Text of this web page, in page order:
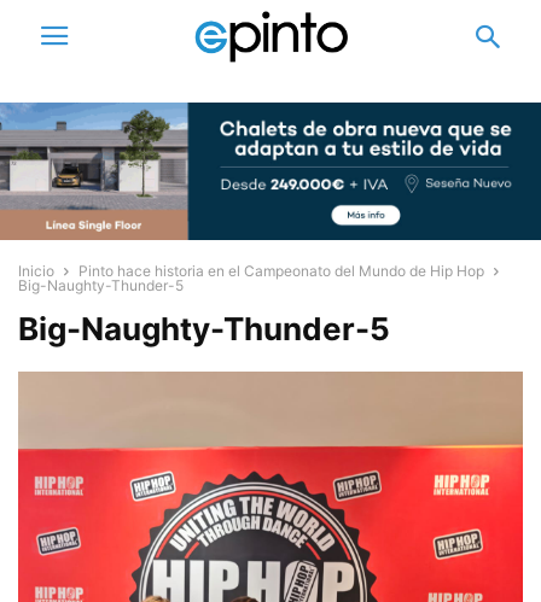
Inicio
Pinto hace historia en el Campeonato del Mundo de Hip Hop
Big-Naughty-Thunder-5
Big-Naughty-Thunder-5